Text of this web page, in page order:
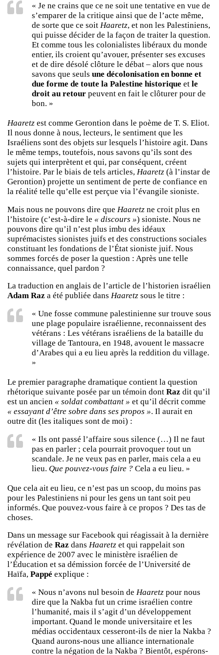
« Je ne crains que ce ne soit une tentative en vue de
s’emparer de la critique ainsi que de l’acte même,
de sorte que ce soit Haaretz, et non les Palestiniens,
qui puisse décider de la façon de traiter la question.
Et comme tous les colonialistes libéraux du monde
entier, ils croient qu’avouer, présenter ses excuses
et de dire désolé clôture le débat – alors que nous
savons que seuls une décolonisation en bonne et
due forme de toute la Palestine historique et le
droit au retour peuvent en fait le clôturer pour de
bon. »
Haaretz est comme Gerontion dans le poème de T. S. Eliot.
Il nous donne à nous, lecteurs, le sentiment que les
Israéliens sont des objets sur lesquels l’histoire agit. Dans
le même temps, toutefois, nous savons qu’ils sont des
sujets qui interprètent et qui, par conséquent, créent
l’histoire. Par le biais de tels articles, Haaretz (à l’instar de
Gerontion) projette un sentiment de perte de confiance en
la réalité telle qu’elle est perçue via l’évangile sioniste.
Mais nous ne pouvons dire que Haaretz ne croit plus en
l’histoire (c’est-à-dire le « discours ») sioniste. Nous ne
pouvons dire qu’il n’est plus imbu des idéaux
suprémacistes sionistes juifs et des constructions sociales
constituant les fondations de l’État sioniste juif. Nous
sommes forcés de poser la question : Après une telle
connaissance, quel pardon ?
La traduction en anglais de l’article de l’historien israélien
Adam Raz a été publiée dans Haaretz sous le titre :
« Une fosse commune palestinienne sur trouve sous
une plage populaire israélienne, reconnaissent des
vétérans : Les vétérans israéliens de la bataille du
village de Tantoura, en 1948, avouent le massacre
d’Arabes qui a eu lieu après la reddition du village.
»
Le premier paragraphe dramatique contient la question
rhétorique suivante posée par un témoin dont Raz dit qu’il
est un ancien « soldat combattant » et qu’il décrit comme
« essayant d’être sobre dans ses propos ». Il aurait en
outre dit (les italiques sont de moi) :
« Ils ont passé l’affaire sous silence (…) Il ne faut
pas en parler ; cela pourrait provoquer tout un
scandale. Je ne veux pas en parler, mais cela a eu
lieu. Que pouvez-vous faire ? Cela a eu lieu. »
Que cela ait eu lieu, ce n’est pas un scoop, du moins pas
pour les Palestiniens ni pour les gens un tant soit peu
informés. Que pouvez-vous faire à ce propos ? Des tas de
choses.
Dans un message sur Facebook qui réagissait à la dernière
révélation de Raz dans Haaretz et qui rappelait son
expérience de 2007 avec le ministère israélien de
l’Éducation et sa démission forcée de l’Université de
Haïfa, Pappé explique :
« Nous n’avons nul besoin de Haaretz pour nous
dire que la Nakba fut un crime israélien contre
l’humanité, mais il s’agit d’un développement
important. Quand le monde universitaire et les
médias occidentaux cesseront-ils de nier la Nakba ?
Quand aurons-nous une alliance internationale
contre la négation de la Nakba ? Bientôt, espérons-